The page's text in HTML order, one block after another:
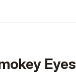
Eyes